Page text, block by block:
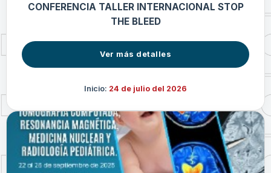
CONFERENCIA TALLER INTERNACIONAL STOP
THE BLEED
Ver más detalles
Inicio: 24 de julio del 2026